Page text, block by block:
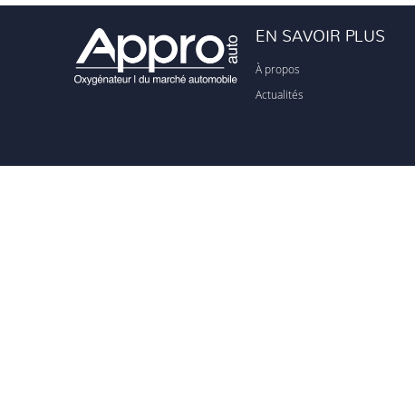
EN SAVOIR PLUS
À propos
Actualités